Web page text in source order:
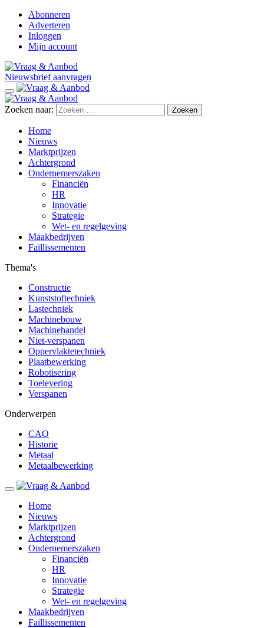
Abonneren
Adverteren
Inloggen
Mijn account
Nieuwsbrief aanvragen
Zoeken naar:
Home
Nieuws
Marktprijzen
Achtergrond
Ondernemerszaken
Financiën
HR
Innovatie
Strategie
Wet- en regelgeving
Maakbedrijven
Faillissementen
Thema's
Constructie
Kunststoftechniek
Lastechniek
Machinebouw
Machinehandel
Niet-verspanen
Oppervlaktetechniek
Plaatbewerking
Robotisering
Toelevering
Verspanen
Onderwerpen
CAO
Historie
Metaal
Metaalbewerking
Home
Nieuws
Marktprijzen
Achtergrond
Ondernemerszaken
Financiën
HR
Innovatie
Strategie
Wet- en regelgeving
Maakbedrijven
Faillissementen